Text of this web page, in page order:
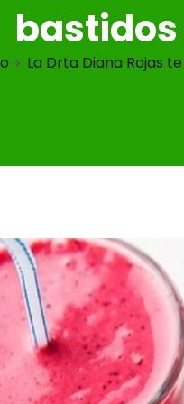
La Drta Diana Rojas